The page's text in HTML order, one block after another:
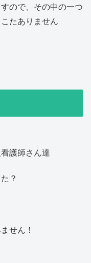
ので、その中の一つ
たありません
護師さん達
？
せん！